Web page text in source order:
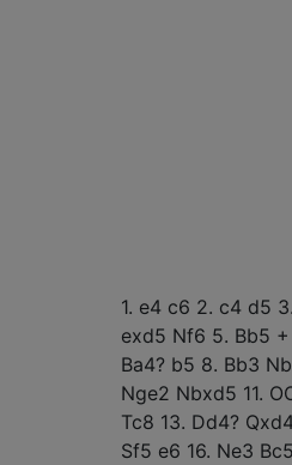
1. e4 c6 2. c4 d5
exd5 Nf6 5. Bb5 +
Ba4? b5 8. Bb3
Nge2 Nbxd5 11.
Tc8 13. Dd4? Qxd4
Sf5 e6 16. Ne3 Bc5